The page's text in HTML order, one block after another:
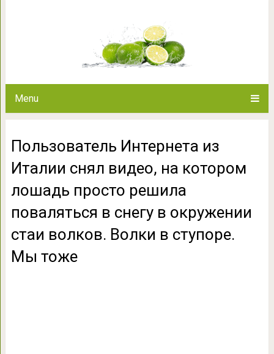
Menu
лошадь просто решила
волков. Волки в
Пользователь Интернета из
Италии снял видео, на котором
лошадь просто решила
поваляться в снегу в окружении
стаи волков. Волки в ступоре.
Мы тоже